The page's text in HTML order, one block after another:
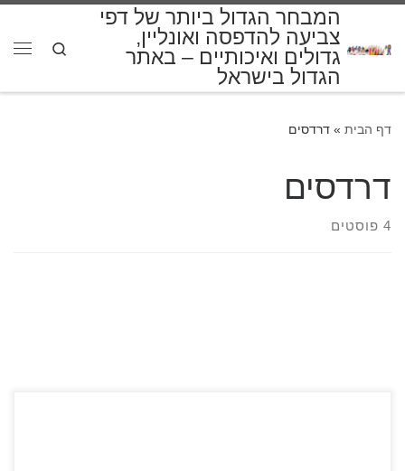
המבחר הגדול ביותר של דפי
צביעה להדפסה ואונליין,
גדולים ואיכותיים – באתר
הגדול בישראל
Search
דף הבית » דרדסים
דרדסים
4 פוסטים